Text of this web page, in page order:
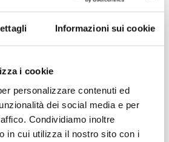
Informazioni sui cookie
i cookie
personalizzare contenuti ed
dei social media e per
Condividiamo inoltre
in cui utilizza il nostro sito con i
Weekend